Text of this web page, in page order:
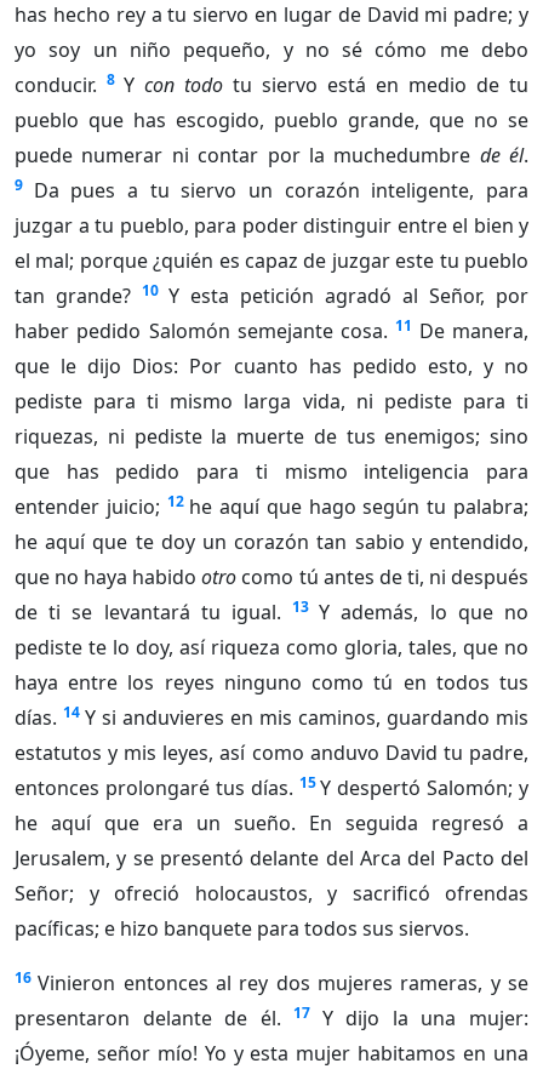
has hecho rey a tu siervo en lugar de David mi padre; y
yo soy un niño pequeño, y no sé cómo me debo
conducir. 8 Y con todo tu siervo está en medio de tu
pueblo que has escogido, pueblo grande, que no se
puede numerar ni contar por la muchedumbre de él.
9 Da pues a tu siervo un corazón inteligente, para
juzgar a tu pueblo, para poder distinguir entre el bien y
el mal; porque ¿quién es capaz de juzgar este tu pueblo
tan grande? 10 Y esta petición agradó al Señor, por
haber pedido Salomón semejante cosa. 11 De manera,
que le dijo Dios: Por cuanto has pedido esto, y no
pediste para ti mismo larga vida, ni pediste para ti
riquezas, ni pediste la muerte de tus enemigos; sino
que has pedido para ti mismo inteligencia para
entender juicio; 12 he aquí que hago según tu palabra;
he aquí que te doy un corazón tan sabio y entendido,
que no haya habidootro como tú antes de ti, ni después
de ti se levantará tu igual. 13 Y además, lo que no
pediste te lo doy, así riqueza como gloria, tales, que no
haya entre los reyes ninguno como tú en todos tus
días. 14 Y si anduvieres en mis caminos, guardando mis
estatutos y mis leyes, así como anduvo David tu padre,
entonces prolongaré tus días. 15 Y despertó Salomón; y
he aquí que era un sueño. En seguida regresó a
Jerusalem, y se presentó delante del Arca del Pacto del
Señor; y ofreció holocaustos, y sacrificó ofrendas
pacíficas; e hizo banquete para todos sus siervos.
16 Vinieron entonces al rey dos mujeres rameras, y se
presentaron delante de él.
17 Y dijo la una mujer:
¡Óyeme, señor mío! Yo y esta mujer habitamos en una